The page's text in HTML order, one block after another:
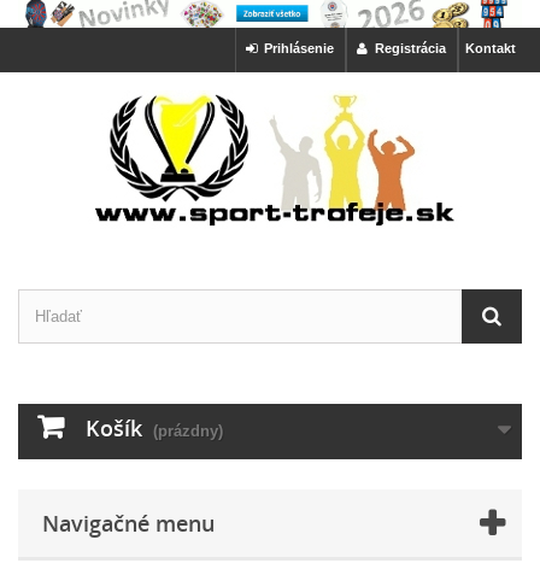
Kontakt
Registrácia
Prihlásenie
Košík (prázdny)
Navigačné menu